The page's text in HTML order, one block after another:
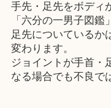
手先・足先をボディ
「六分の一男子図鑑
足先についているか
変わります。
ジョイントが手首・
なる場合でも不良で